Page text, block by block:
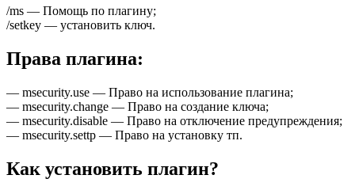
/ms — Помощь по плагину;
/setkey — установить ключ.
Права плагина:
— msecurity.use — Право на использование плагина;
— msecurity.change — Право на создание ключа;
— msecurity.disable — Право на отключение предупреждения;
— msecurity.settp — Право на установку тп.
Как установить плагин?